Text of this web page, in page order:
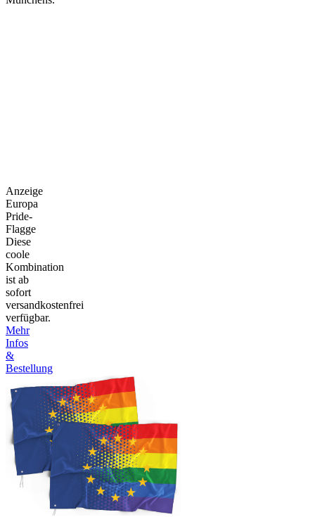
Anzeige
Europa
Pride-
Flagge
Diese
coole
Kombination
ist ab
sofort
versandkostenfrei
verfügbar.
Mehr
Infos
&
Bestellung